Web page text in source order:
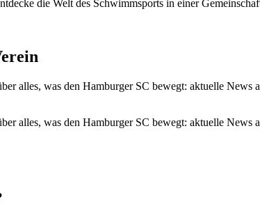
die Welt des Schwimmsports in einer
alles, was den Hamburger SC bewegt: aktuelle News
alles, was den Hamburger SC bewegt: aktuelle News